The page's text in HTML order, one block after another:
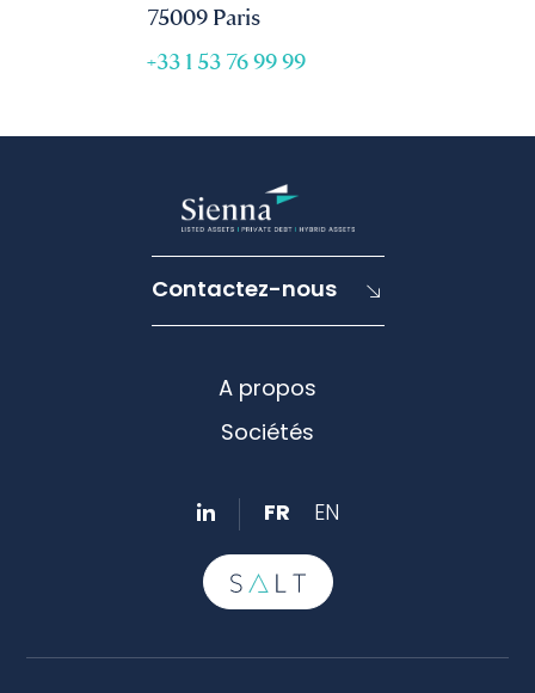
75009 Paris
+33 1 53 76 99 99
Contactez-nous
A propos
Sociétés
FR EN